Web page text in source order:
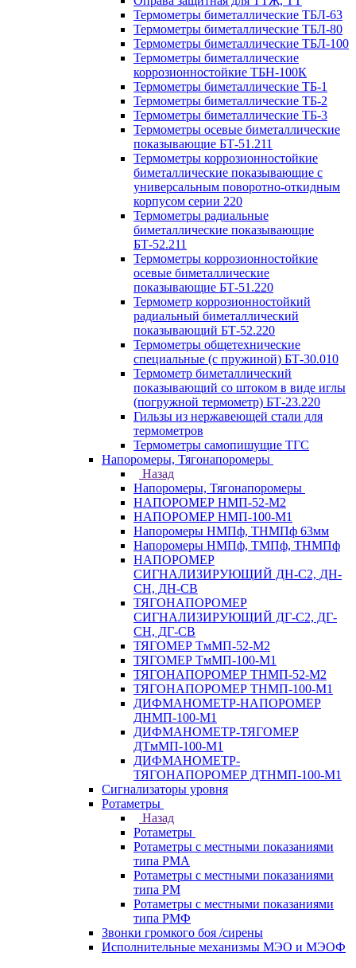
Термометры биметаллические ТБЛ-63
Термометры биметаллические ТБЛ-80
Термометры биметаллические ТБЛ-100
Термометры биметаллические
коррозионностойкие ТБН-100К
Термометры биметаллические ТБ-1
Термометры биметаллические ТБ-2
Термометры биметаллические ТБ-3
Термометры осевые биметаллические
показывающие БТ-51.211
Термометры коррозионностойкие
биметаллические показывающие с
универсальным поворотно-откидным
корпусом серии 220
Термометры радиальные
биметаллические показывающие
БТ-52.211
Термометры коррозионностойкие
осевые биметаллические
показывающие БТ-51.220
Термометр коррозионностойкий
радиальный биметаллический
показывающий БТ-52.220
Термометры общетехнические
специальные (с пружиной) БТ-30.010
Термометр биметаллический
показывающий со штоком в виде иглы
(погружной термометр) БТ-23.220
Гильзы из нержавеющей стали для
термометров
Термометры самопишущие ТГС
Напоромеры, Тягонапоромеры
Назад
Напоромеры, Тягонапоромеры
НАПОРОМЕР НМП-52-М2
НАПОРОМЕР НМП-100-М1
Напоромеры НМПф, ТНМПф 63мм
Напоромеры НМПф, ТМПф, ТНМПф
НАПОРОМЕР
СИГНАЛИЗИРУЮЩИЙ ДН-С2, ДН-
СН, ДН-СВ
ТЯГОНАПОРОМЕР
СИГНАЛИЗИРУЮЩИЙ ДГ-С2, ДГ-
СН, ДГ-СВ
ТЯГОМЕР ТмМП-52-М2
ТЯГОМЕР ТмМП-100-М1
ТЯГОНАПОРОМЕР ТНМП-52-М2
ТЯГОНАПОРОМЕР ТНМП-100-М1
ДИФМАНОМЕТР-НАПОРОМЕР
ДНМП-100-М1
ДИФМАНОМЕТР-ТЯГОМЕР
ДТмМП-100-М1
ДИФМАНОМЕТР-
ТЯГОНАПОРОМЕР ДТНМП-100-М1
Сигнализаторы уровня
Ротаметры
Назад
Ротаметры
Ротаметры с местными показаниями
типа РМА
Ротаметры с местными показаниями
типа РМ
Ротаметры с местными показаниями
типа РМФ
Звонки громкого боя /сирены
Исполнительные механизмы МЭО и МЭОФ